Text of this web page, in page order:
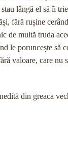
lângă el să îi
fără rușine
de multă truda
le poruncește să
valoare, care nu
din greaca